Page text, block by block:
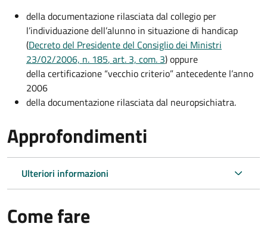
della documentazione rilasciata dal collegio per
l’individuazione dell’alunno in situazione di handicap
(Decreto del Presidente del Consiglio dei Ministri
23/02/2006, n. 185, art. 3, com. 3) oppure
della certificazione “vecchio criterio” antecedente l’anno
2006
della documentazione rilasciata dal neuropsichiatra.
Approfondimenti
Ulteriori informazioni
Come fare